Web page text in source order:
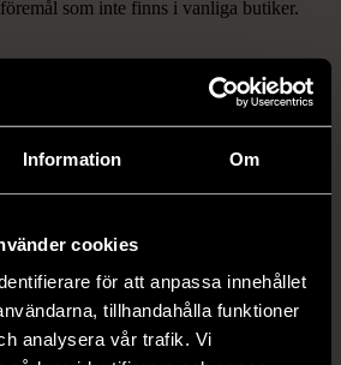
Information Om
cookies
för att anpassa innehållet
tillhandahålla funktioner
analysera vår trafik. Vi
som inte finns i vanliga butiker.
som påminner om denna
1/5
BOSS